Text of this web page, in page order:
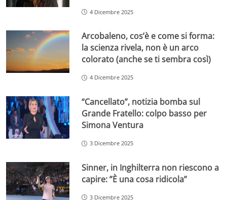
4 Dicembre 2025
Arcobaleno, cos’è e come si forma:
la scienza rivela, non è un arco
colorato (anche se ti sembra così)
4 Dicembre 2025
“Cancellato”, notizia bomba sul
Grande Fratello: colpo basso per
Simona Ventura
3 Dicembre 2025
Sinner, in Inghilterra non riescono a
capire: ”È una cosa ridicola”
3 Dicembre 2025